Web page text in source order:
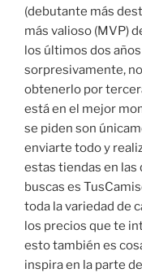
(debutante más
más valioso (MVP)
los últimos dos
sorpresivamente,
obtenerlo por
está en el mejor
se piden son
enviarte todo y
estas tiendas en las
buscas es
toda la variedad de
los precios que te
esto también es
inspira en la parte